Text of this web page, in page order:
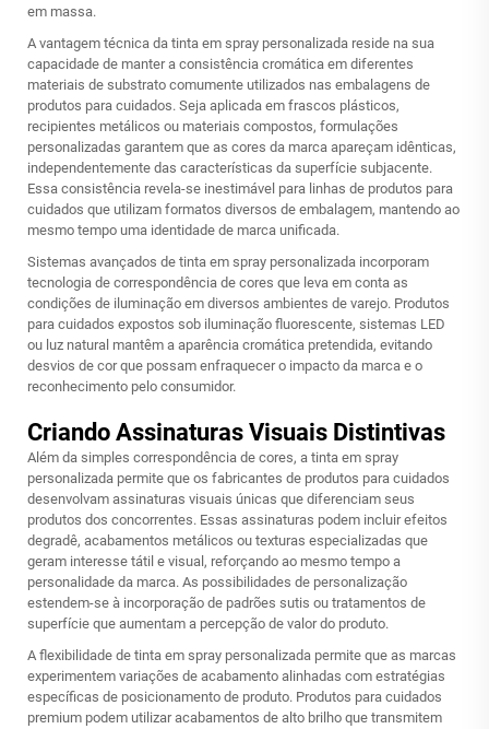
em massa.
A vantagem técnica da tinta em spray personalizada reside na sua
capacidade de manter a consistência cromática em diferentes
materiais de substrato comumente utilizados nas embalagens de
produtos para cuidados. Seja aplicada em frascos plásticos,
recipientes metálicos ou materiais compostos, formulações
personalizadas garantem que as cores da marca apareçam idênticas,
independentemente das características da superfície subjacente.
Essa consistência revela-se inestimável para linhas de produtos para
cuidados que utilizam formatos diversos de embalagem, mantendo ao
mesmo tempo uma identidade de marca unificada.
Sistemas avançados de tinta em spray personalizada incorporam
tecnologia de correspondência de cores que leva em conta as
condições de iluminação em diversos ambientes de varejo. Produtos
para cuidados expostos sob iluminação fluorescente, sistemas LED
ou luz natural mantêm a aparência cromática pretendida, evitando
desvios de cor que possam enfraquecer o impacto da marca e o
reconhecimento pelo consumidor.
Criando Assinaturas Visuais Distintivas
Além da simples correspondência de cores, a tinta em spray
personalizada permite que os fabricantes de produtos para cuidados
desenvolvam assinaturas visuais únicas que diferenciam seus
produtos dos concorrentes. Essas assinaturas podem incluir efeitos
degradê, acabamentos metálicos ou texturas especializadas que
geram interesse tátil e visual, reforçando ao mesmo tempo a
personalidade da marca. As possibilidades de personalização
estendem-se à incorporação de padrões sutis ou tratamentos de
superfície que aumentam a percepção de valor do produto.
A flexibilidade de tinta em spray personalizada permite que as marcas
experimentem variações de acabamento alinhadas com estratégias
específicas de posicionamento de produto. Produtos para cuidados
premium podem utilizar acabamentos de alto brilho que transmitem